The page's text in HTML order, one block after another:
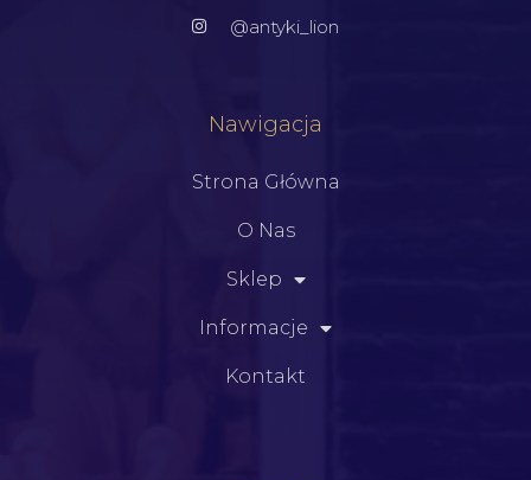
@antyki_lion
Nawigacja
Strona Główna
O Nas
Sklep
Informacje
Kontakt